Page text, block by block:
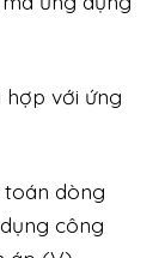
hợp với ứng
toán dòng
công